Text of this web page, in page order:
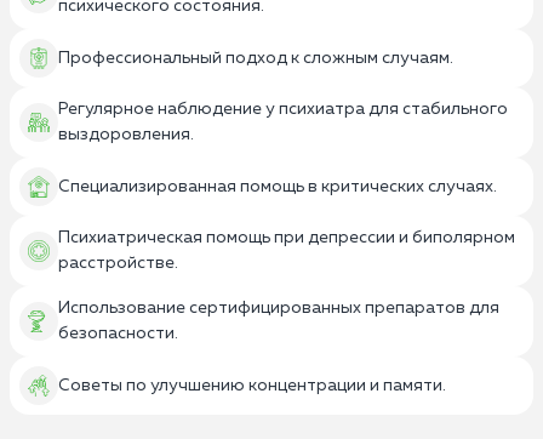
психического состояния.
Профессиональный подход к сложным случаям.
Регулярное наблюдение у психиатра для стабильного
выздоровления.
Специализированная помощь в критических случаях.
Психиатрическая помощь при депрессии и биполярном
расстройстве.
Использование сертифицированных препаратов для
безопасности.
Советы по улучшению концентрации и памяти.